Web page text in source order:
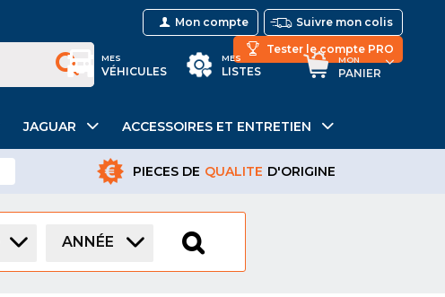
Suivre mon colis
Mon compte
Tester le compte PRO
MON
PANIER
MES
LISTES
MES
VÉHICULES
JAGUAR ACCESSOIRES ET ENTRETIEN
PIECES DE QUALITE D'ORIGINE
ANNÉE